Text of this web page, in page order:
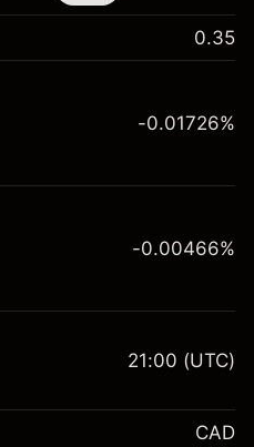
steht für das Traden
zur Verfügung.
0.35
CA$1,000.00
%
-0.01726%
-0.00466%
21:00 (UTC)
CAD